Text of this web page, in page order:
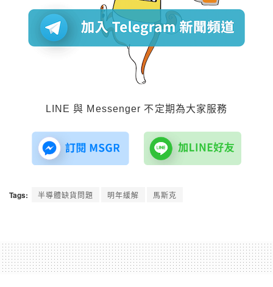
LINE 與 Messenger 不定期為大家服務
Tags: 半導體缺貨問題 明年緩解 馬斯克